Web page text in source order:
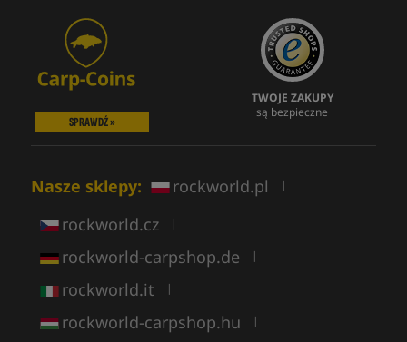
SPRAWDŹ »
TWOJE ZAKUPY
są bezpieczne
Nasze sklepy: rockworld.pl |
rockworld.cz |
rockworld-carpshop.de |
rockworld.it |
rockworld-carpshop.hu |